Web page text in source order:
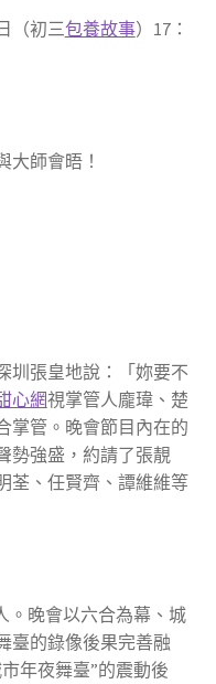
（初三包養故事）17：
大師會晤！
圳張皇地說：「妳要不
心網視掌管人龐瑋、楚
掌管。晚會節目內在的
勢強盛，約請了張靚
荃、任賢齊、譚維維等
。晚會以六合為幕、城
臺的錄像後果完善融
年夜舞臺”的震動後